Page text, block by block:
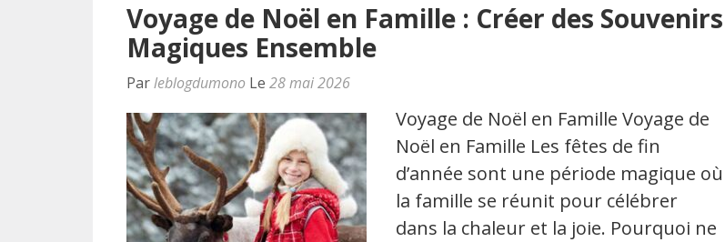
Voyage de Noël en Famille : Créer des Souvenirs
Magiques Ensemble
Parleblogdumono Le 28 mai 2026
Voyage de Noël en Famille Voyage de
Noël en Famille Les fêtes de fin
d’année sont une période magique où
la famille se réunit pour célébrer
dans la chaleur et la joie. Pourquoi ne